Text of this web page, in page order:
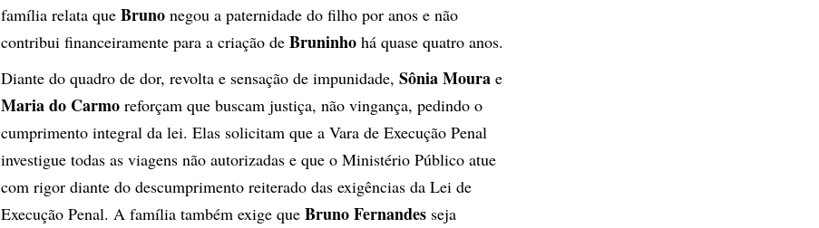
família relata que Bruno negou a paternidade do filho por anos e não
contribui financeiramente para a criação de Bruninho há quase quatro anos.
Diante do quadro de dor, revolta e sensação de impunidade, Sônia Moura e
Maria do Carmo reforçam que buscam justiça, não vingança, pedindo o
cumprimento integral da lei. Elas solicitam que a Vara de Execução Penal
investigue todas as viagens não autorizadas e que o Ministério Público atue
com rigor diante do descumprimento reiterado das exigências da Lei de
Execução Penal. A família também exige que Bruno Fernandes seja